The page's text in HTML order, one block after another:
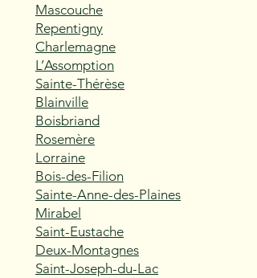
Mascouche
Repentigny
Charlemagne
L’Assomption
Sainte-Thérèse
Blainville
Boisbriand
Rosemère
Lorraine
Bois-des-Filion
Sainte-Anne-des-Plaines
Mirabel
Saint-Eustache
Deux-Montagnes
Saint-Joseph-du-Lac